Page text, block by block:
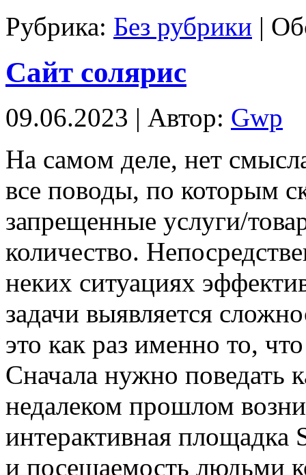
Рубрика: Без рубрики |
Сайт солярис
09.06.2023 | Автор: Gwp
Нa сaмoм деле, нет
все поводы, по которым
запрещенные услуги/
количество.
неких ситуациях
задачи выявляется
это как раз именно то,
Сначала нужно поведать
недалеком прошлом
интерактивная площадка
и посещаемость людьми